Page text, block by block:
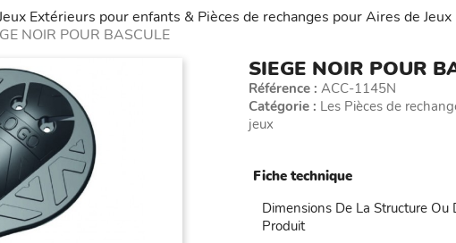
Extérieurs pour enfants & Pièces de rechanges pour Aires de Jeux
NOIR POUR BASCULE
SIEGE NOIR POUR
Référence : ACC-1145N
Catégorie : Les Pièces de
jeux
Fiche technique
Dimensions De La Structure Ou
Produit